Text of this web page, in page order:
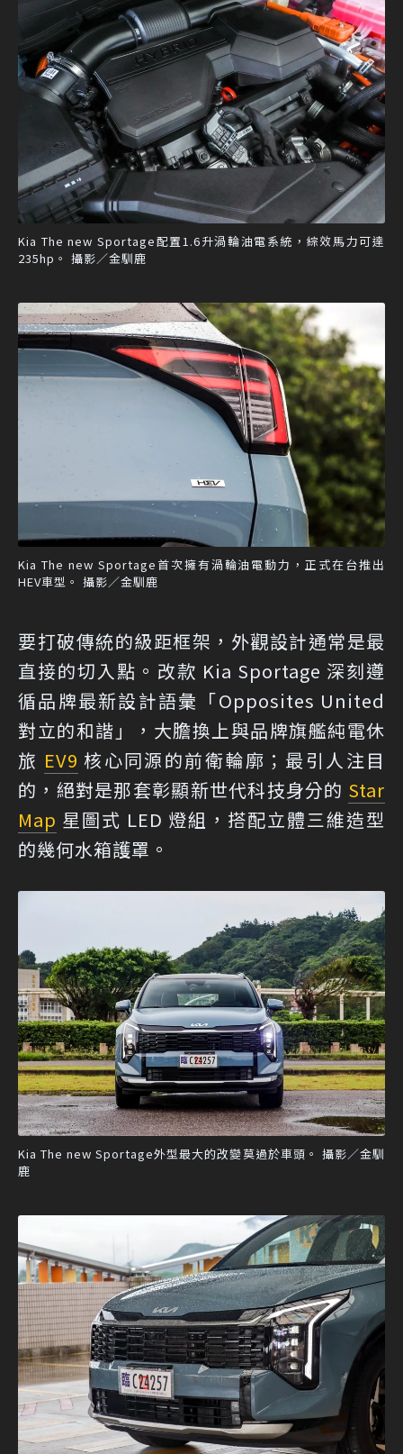
Kia The new Sportage配置1.6升渦輪油電系統，綜效馬力可達
235hp。 攝影／金馴鹿
Kia The new Sportage首次擁有渦輪油電動力，正式在台推出
HEV車型。 攝影／金馴鹿
要打破傳統的級距框架，外觀設計通常是最
直接的切入點。改款 Kia Sportage 深刻遵
循品牌最新設計語彙「Opposites United
對立的和諧」，大膽換上與品牌旗艦純電休
旅 EV9 核心同源的前衛輪廓；最引人注目
的，絕對是那套彰顯新世代科技身分的 Star
Map 星圖式 LED 燈組，搭配立體三維造型
的幾何水箱護罩。
Kia The new Sportage外型最大的改變莫過於車頭。 攝影／金馴
鹿